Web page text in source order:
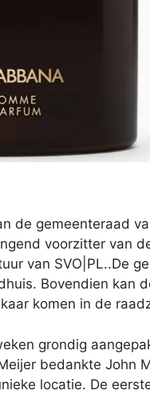
de gemeenteraad
voorzitter van
van SVO|PL..De
Bovendien kan
komen in de
grondig
bedankte
locatie. De